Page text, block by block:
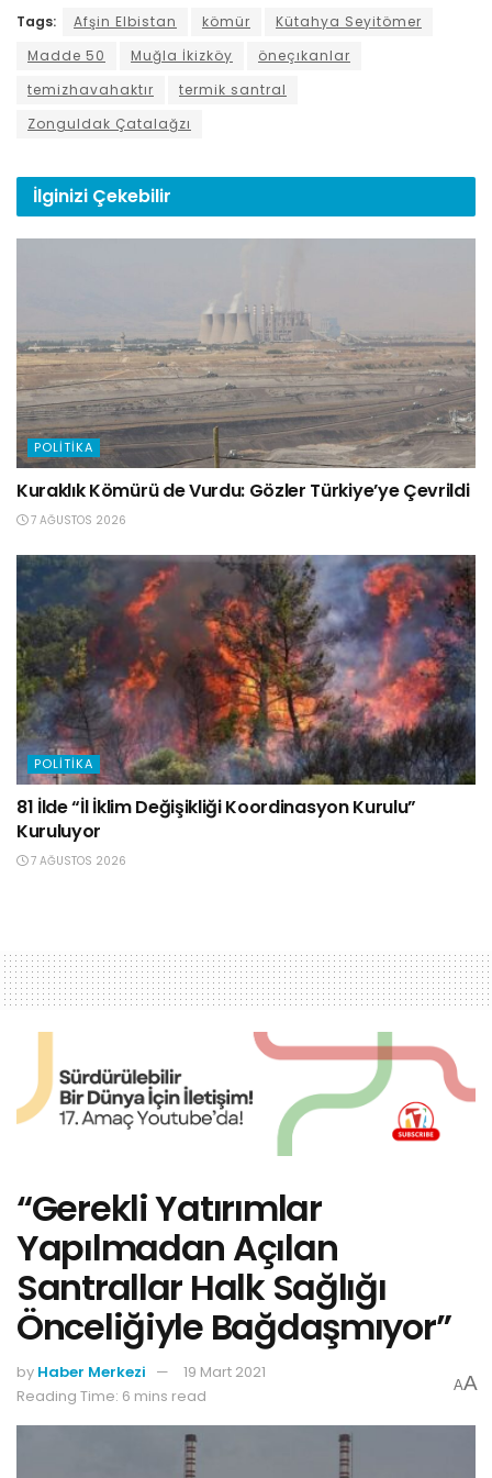
Tags: Afşin Elbistan kömür
Kütahya Seyitömer
Madde 50
Muğla İkizköy
öneçıkanlar
temizhavahaktır
termik santral
Zonguldak Çatalağzı
İlginizi Çekebilir
POLITIKA
Kuraklık Kömürü de Vurdu: Gözler Türkiye’ye Çevrildi
7 AĞUSTOS 2026
POLITIKA
81 İlde “İl İklim Değişikliği Koordinasyon Kurulu”
Kuruluyor
7 AĞUSTOS 2026
“Gerekli Yatırımlar
Yapılmadan Açılan
Santrallar Halk Sağlığı
Önceliğiyle Bağdaşmıyor”
by Haber Merkezi
19 Mart 2021
Reading Time: 6 mins read
AA